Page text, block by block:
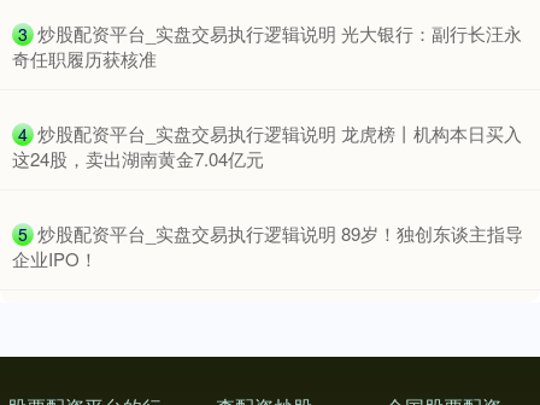
3 ​炒股配资平台_实盘交易执行逻辑说明 光大银行：副行长汪永
奇任职履历获核准
4 ​炒股配资平台_实盘交易执行逻辑说明 龙虎榜丨机构本日买入
这24股，卖出湖南黄金7.04亿元
5 ​炒股配资平台_实盘交易执行逻辑说明 89岁！独创东谈主指导
企业IPO！